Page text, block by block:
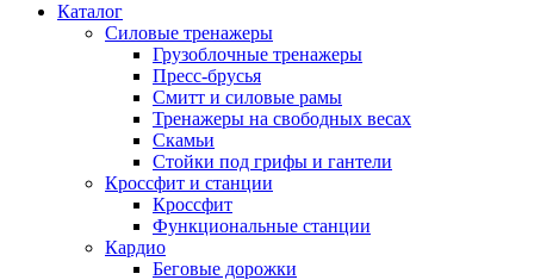
Каталог
Силовые тренажеры
Грузоблочные тренажеры
Пресс-брусья
Смитт и силовые рамы
Тренажеры на свободных весах
Скамьи
Стойки под грифы и гантели
Кроссфит и станции
Кроссфит
Функциональные станции
Кардио
Беговые дорожки